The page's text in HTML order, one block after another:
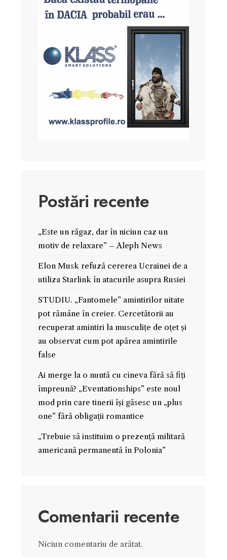
Postări recente
„Este un răgaz, dar în niciun caz un
motiv de relaxare” – Aleph News
Elon Musk refuză cererea Ucrainei de a
utiliza Starlink în atacurile asupra Rusiei
STUDIU. „Fantomele” amintirilor uitate
pot rămâne în creier. Cercetătorii au
recuperat amintiri la musculițe de oțet și
au observat cum pot apărea amintirile
false
Ai merge la o nuntă cu cineva fără să fiți
împreună? „Eventationships” este noul
mod prin care tinerii își găsesc un „plus
one” fără obligații romantice
„Trebuie să instituim o prezență militară
americană permanentă în Polonia”
Comentarii recente
Niciun comentariu de arătat.